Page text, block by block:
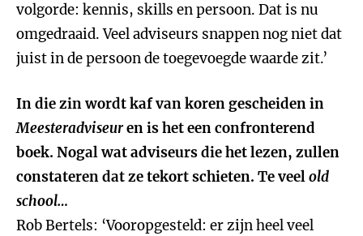
volgorde: kennis, skills en persoon. Dat is nu
omgedraaid. Veel adviseurs snappen nog niet dat
juist in de persoon de toegevoegde waarde zit.’
In die zin wordt kaf van koren gescheiden in
Meesteradviseuren is het een confronterend
boek. Nogal wat adviseurs die het lezen, zullen
constateren dat ze tekort schieten. Te veelold
school…
Rob Bertels: ‘Vooropgesteld: er zijn heel veel